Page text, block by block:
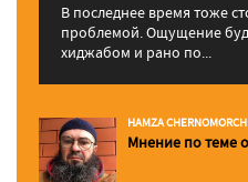
В последнее время тоже
проблемой. Ощущение
хиджабом и рано по...
HAMZA
Мнение по теме